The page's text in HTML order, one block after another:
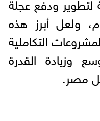
ولعل أبرز هذه
التكاملية
وزيادة القدرة
مصر.